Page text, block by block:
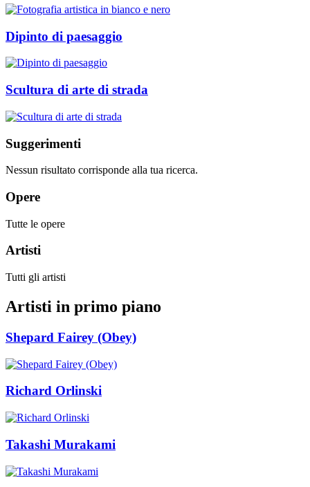
Dipinto di paesaggio
Scultura di arte di strada
Suggerimenti
Nessun risultato corrisponde alla tua ricerca.
Opere
Tutte le opere
Artisti
Tutti gli artisti
Artisti in primo piano
Shepard Fairey (Obey)
Richard Orlinski
Takashi Murakami